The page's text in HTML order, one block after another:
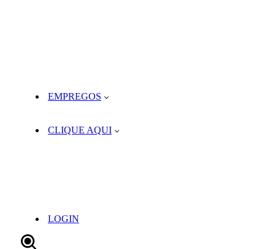
EMPREGOS
CLIQUE AQUI
LOGIN